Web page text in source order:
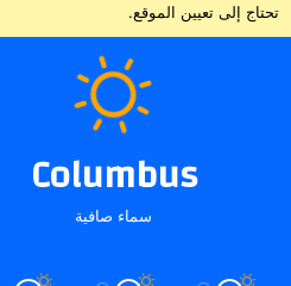
تحتاج إلى تعيين الموقع.
Columbus
سماء صافية